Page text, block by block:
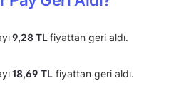
9,28 TLfiyattan geri aldı.
18,69 TL fiyattan geri aldı.